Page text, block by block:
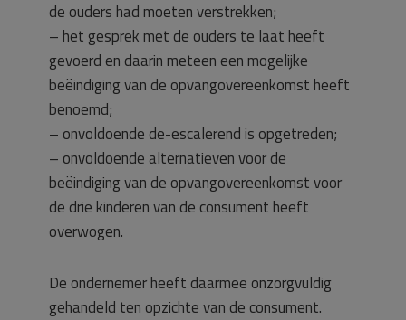
de ouders had moeten verstrekken;
– het gesprek met de ouders te laat heeft
gevoerd en daarin meteen een mogelijke
beëindiging van de opvangovereenkomst heeft
benoemd;
– onvoldoende de-escalerend is opgetreden;
– onvoldoende alternatieven voor de
beëindiging van de opvangovereenkomst voor
de drie kinderen van de consument heeft
overwogen.
De ondernemer heeft daarmee onzorgvuldig
gehandeld ten opzichte van de consument.